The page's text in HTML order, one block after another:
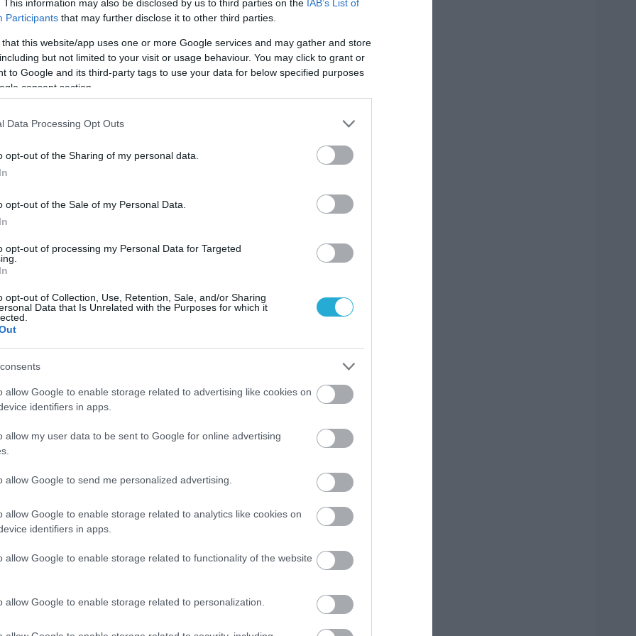
This information may also be disclosed by us to third parties on the IAB’s List of
Participants that may further disclose it to other third parties.
that this website/app uses one or more Google services and may gather and store
but not limited to your visit or usage behaviour. You may click to grant or
to Google and its third-party tags to use your data for below specified purposes
consent section.
Data Processing Opt Outs
opt-out of the Sharing of my personal data.
opt-out of the Sale of my Personal Data.
opt-out of processing my Personal Data for Targeted
opt-out of Collection, Use, Retention, Sale, and/or Sharing
Data that Is Unrelated with the Purposes for which it
allow Google to enable storage related to advertising like cookies on
identifiers in apps.
allow my user data to be sent to Google for online advertising
allow Google to send me personalized advertising.
allow Google to enable storage related to analytics like cookies on
identifiers in apps.
allow Google to enable storage related to functionality of the website
allow Google to enable storage related to personalization.
του φετινού κύκλου του
πλέον δεν θα προβάλλεται καθώς
Σταύρου ο οποίος υπέστη σοβαρό
ψαρέματος στον Άγιο Δομίνικο.
ήδη βρίσκεται σε εξέλιξη εκτεταμένη
τοπικών αρχών, με στόχο την πλήρη